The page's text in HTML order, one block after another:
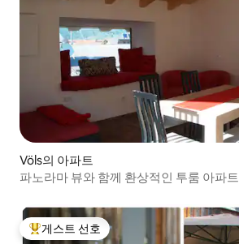
Völs의 아파트
파노라마 뷰와 함께 환상적인 투룸 아파트
상위 게스트 선호
게스트 선호